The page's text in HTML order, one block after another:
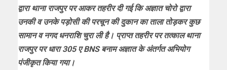
द्वारा थाना राजपुर पर आकर तहरीर दी गई कि अज्ञात चोरो द्वारा
उनकी व उनके पड़ोसी की परचून की दुकान का ताला तोड़कर कुछ
सामान व नगद धनराशि चुरा ली है। प्राप्त तहरीर पर तत्काल थाना
राजपुर पर धारा 305 ए BNS बनाम अज्ञात के अंतर्गत अभियोग
पंजीकृत किया गया।